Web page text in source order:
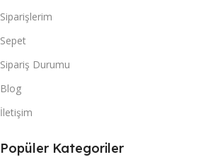
Siparişlerim
Sepet
Sipariş Durumu
Blog
İletişim
Popüler Kategoriler